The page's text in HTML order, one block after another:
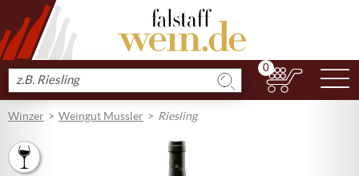
Produkt
suchen
0
Winzer Weingut Mussler Riesling